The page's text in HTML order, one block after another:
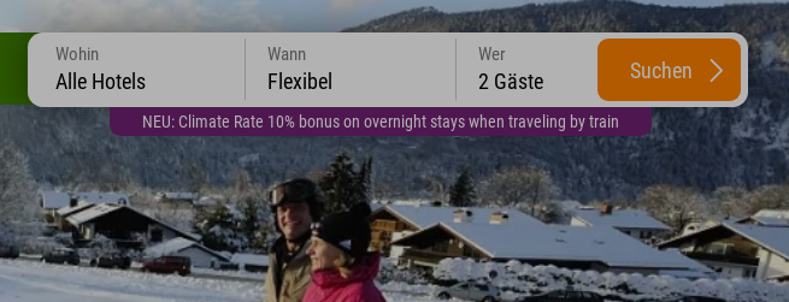
NEU: Climate Rate 10% bonus on overnight stays when traveling by train
Wohin
Alle Hotels
Wann
Flexibel
Wer
2 Gäste Suchen